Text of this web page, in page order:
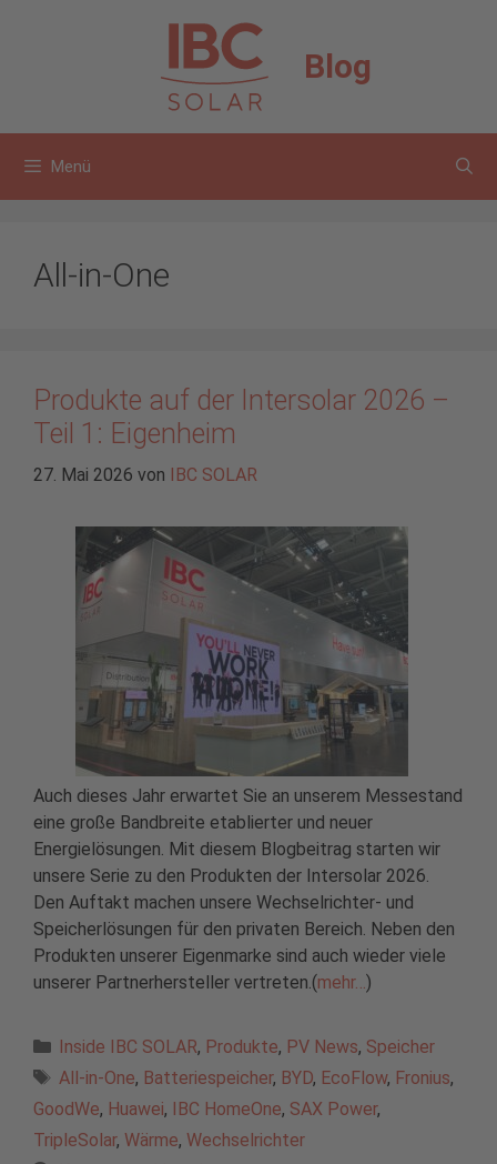
Blog
Menü
All-in-One
Produkte auf der Intersolar 2026 –
Teil 1: Eigenheim
27. Mai 2026 von IBC SOLAR
Auch dieses Jahr erwartet Sie an unserem Messestand
eine große Bandbreite etablierter und neuer
Energielösungen. Mit diesem Blogbeitrag starten wir
unsere Serie zu den Produkten der Intersolar 2026.
Den Auftakt machen unsere Wechselrichter- und
Speicherlösungen für den privaten Bereich. Neben den
Produkten unserer Eigenmarke sind auch wieder viele
unserer Partnerhersteller vertreten.(mehr…)
Kategorien
Inside IBC SOLAR, Produkte, PV News, Speicher
Schlagwörter
All-in-One, Batteriespeicher, BYD, EcoFlow, Fronius,
GoodWe, Huawei, IBC HomeOne, SAX Power,
TripleSolar, Wärme, Wechselrichter